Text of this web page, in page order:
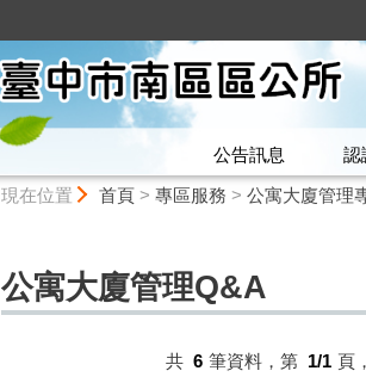
公告訊息 認
現在位置 首頁> 專區服務 > 公寓大廈管理
公寓大廈管理Q&A
共 6 筆資料，第 1/1 頁，